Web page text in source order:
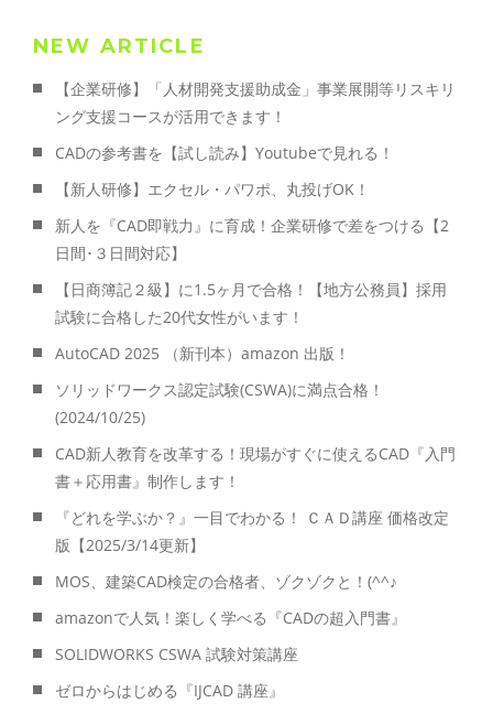
NEW ARTICLE
【企業研修】「人材開発支援助成金」事業展開等リスキリ
ング支援コースが活用できます！
CADの参考書を【試し読み】Youtubeで見れる！
【新人研修】エクセル・パワポ、丸投げOK！
新人を『CAD即戦力』に育成！企業研修で差をつける【2
日間･３日間対応】
【日商簿記２級】に1.5ヶ月で合格！【地方公務員】採用
試験に合格した20代女性がいます！
AutoCAD 2025 （新刊本）amazon 出版！
ソリッドワークス認定試験(CSWA)に満点合格！
(2024/10/25)
CAD新人教育を改革する！現場がすぐに使えるCAD『入門
書＋応用書』制作します！
『どれを学ぶか？』一目でわかる！ ＣＡＤ講座 価格改定
版【2025/3/14更新】
MOS、建築CAD検定の合格者、ゾクゾクと！(^^♪
amazonで人気！楽しく学べる『CADの超入門書』
SOLIDWORKS CSWA 試験対策講座
ゼロからはじめる『IJCAD 講座』